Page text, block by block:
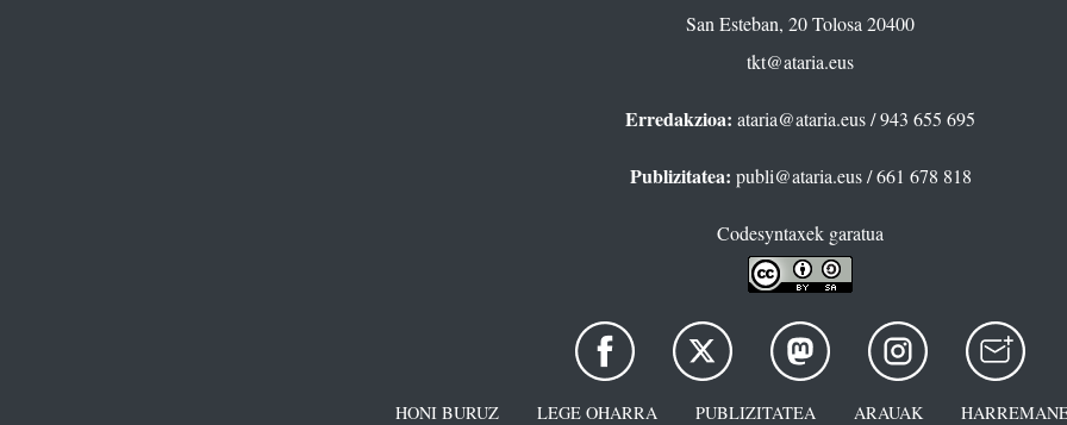
San Esteban, 20 Tolosa 20400
tkt@ataria.eus
Erredakzioa: ataria@ataria.eus/ 943 655 695
Publizitatea: publi@ataria.eus/ 661 678 818
Codesyntaxek garatua
HONI BURUZ LEGE OHARRA PUBLIZITATEA ARAUAK